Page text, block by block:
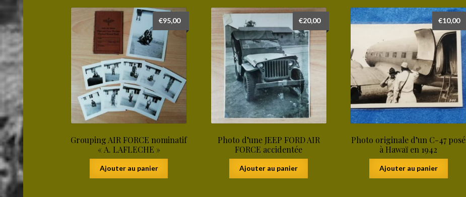
Grouping AIR FORCE nominatif
« A. LAFLECHE »
€95,00
Ajouter au panier
Photo d’une JEEP FORD AIR
FORCE accidentée
€20,00
Ajouter au panier
Photo originale d’un C-47 posé
à Hawaï en 1942
€10,00
Ajouter au panier